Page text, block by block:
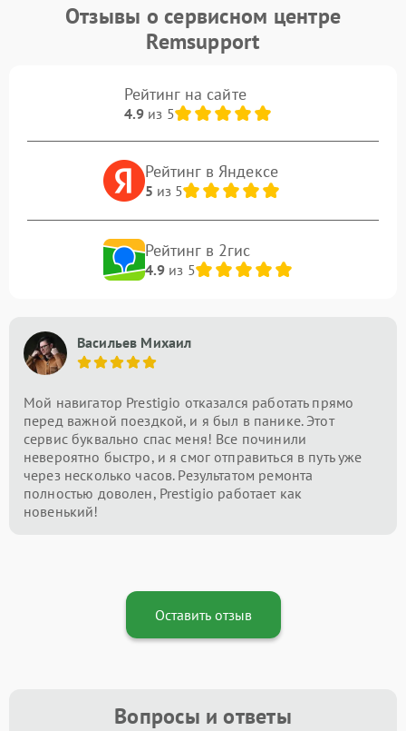
Отзывы о сервисном центре
Remsupport
Рейтинг на сайте
4.9из 5
Рейтинг в Яндексе
5 из 5
Рейтинг в 2гис
4.9из 5
Васильев Михаил
Мой навигатор Prestigio отказался работать прямо
перед важной поездкой, и я был в панике. Этот
сервис буквально спас меня! Все починили
невероятно быстро, и я смог отправиться в путь уже
через несколько часов. Результатом ремонта
полностью доволен, Prestigio работает как
новенький!
Оставить отзыв
Вопросы и ответы